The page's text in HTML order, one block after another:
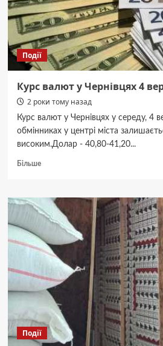
мужність»
Події
Курс валют у Чернівцях 4
2 роки тому назад
Курс валют у Чернівцях у середу, 4
обмінниках у центрі міста
високим.Долар - 40,80-41,20...
БільшеДокладніше
валют
у
Чернівцях
вересня
Події